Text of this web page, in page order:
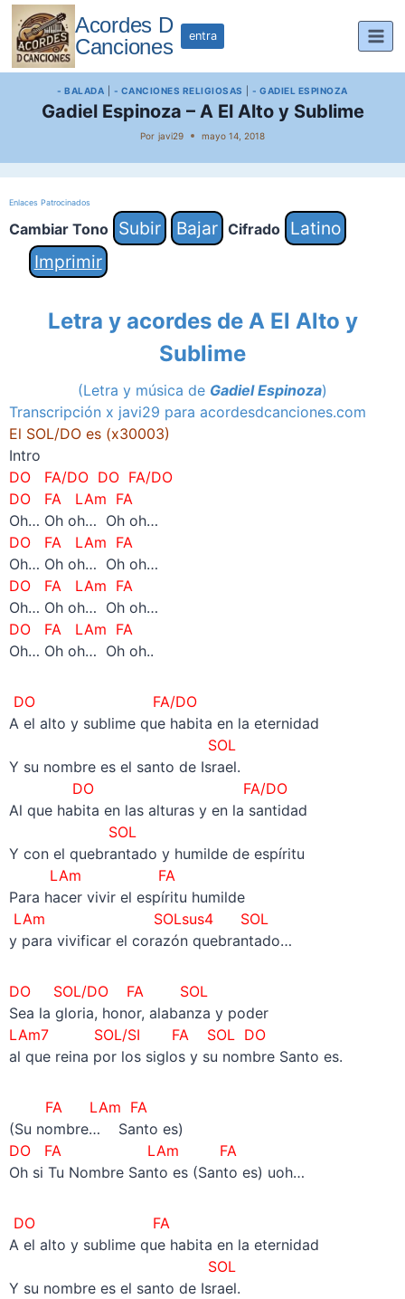
Saltar
contenido
Acordes D
Canciones
entra
- BALADA - CANCIONES RELIGIOSAS |- GADIEL ESPINOZA
Gadiel Espinoza – A El Alto y Sublime
Por javi29 mayo 14, 2018
Enlaces Patrocinados
Cambiar Tono Subir Bajar Cifrado
Latino
Imprimir
Letra y acordes de A El Alto y
Sublime
(Letra y música de Gadiel Espinoza)
Transcripción x javi29 para acordesdcanciones.com
El SOL/DO es (x30003)
Intro
DO FA/DO DO FA/DO
DO FA LAm FA
Oh… Oh oh… Oh oh…
DO FA LAm FA
Oh… Oh oh… Oh oh…
DO FA LAm FA
Oh… Oh oh… Oh oh…
DO FA LAm FA
Oh… Oh oh… Oh oh..
DO FA/DO
A el alto y sublime que habita en la eternidad
SOL
Y su nombre es el santo de Israel.
DO FA/DO
Al que habita en las alturas y en la santidad
SOL
Y con el quebrantado y humilde de espíritu
LAm FA
Para hacer vivir el espíritu humilde
LAm SOLsus4 SOL
y para vivificar el corazón quebrantado…
DO SOL/DO FA SOL
Sea la gloria, honor, alabanza y poder
LAm7 SOL/SI FA SOL DO
al que reina por los siglos y su nombre Santo es.
FA LAm FA
(Su nombre… Santo es)
DO FA LAm FA
Oh si Tu Nombre Santo es (Santo es) uoh…
DO FA
A el alto y sublime que habita en la eternidad
SOL
Y su nombre es el santo de Israel.